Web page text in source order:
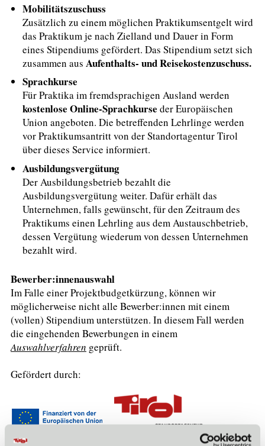
Mobilitätszuschuss
Zusätzlich zu einem möglichen Praktikumsentgelt wird
das Praktikum je nach Zielland und Dauer in Form
eines Stipendiums gefördert. Das Stipendium setzt sich
zusammen aus Aufenthalts- und Reisekostenzuschuss.
Sprachkurse
Für Praktika im fremdsprachigen Ausland werden
kostenlose Online-Sprachkurse der Europäischen
Union angeboten. Die betreffenden Lehrlinge werden
vor Praktikumsantritt von der Standortagentur Tirol
über dieses Service informiert.
Ausbildungsvergütung
Der Ausbildungsbetrieb bezahlt die
Ausbildungsvergütung weiter. Dafür erhält das
Unternehmen, falls gewünscht, für den Zeitraum des
Praktikums einen Lehrling aus dem Austauschbetrieb,
dessen Vergütung wiederum von dessen Unternehmen
bezahlt wird.
Bewerber:innenauswahl
Im Falle einer Projektbudgetkürzung, können wir
möglicherweise nicht alle Bewerber:innen mit einem
(vollen) Stipendium unterstützen. In diesem Fall werden
die eingehenden Bewerbungen in einem
Auswahlverfahren geprüft.
Gefördert durch: